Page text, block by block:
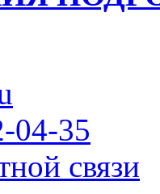
04-35
связи